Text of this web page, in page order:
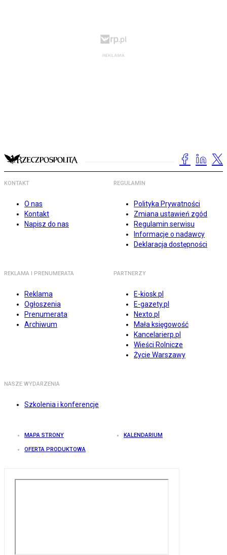
KONTAKT
O nas
Kontakt
Napisz do nas
REGULAMIN
Polityka Prywatności
Zmiana ustawień zgód
Regulamin serwisu
Informacje o nadawcy
Deklaracja dostępności
REKLAMA I PRENUMERATA
Reklama
Ogłoszenia
Prenumerata
Archiwum
PARTNERZY
E-kiosk.pl
E-gazety.pl
Nexto.pl
Mała księgowość
Kancelarierp.pl
Wieści Rolnicze
Życie Warszawy
NASZE WYDARZENIA
Szkolenia i konferencje
MAPA STRONY KALENDARIUM
OFERTA PRODUKTOWA